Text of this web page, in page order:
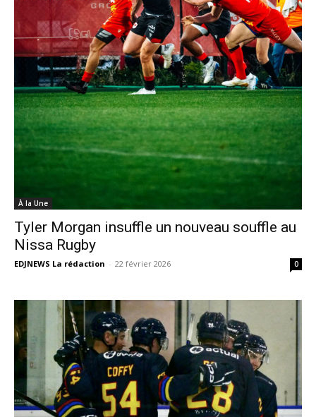
À la Une
Tyler Morgan insuffle un nouveau souffle au
Nissa Rugby
EDJNEWS La rédaction - 22 février 2026 0